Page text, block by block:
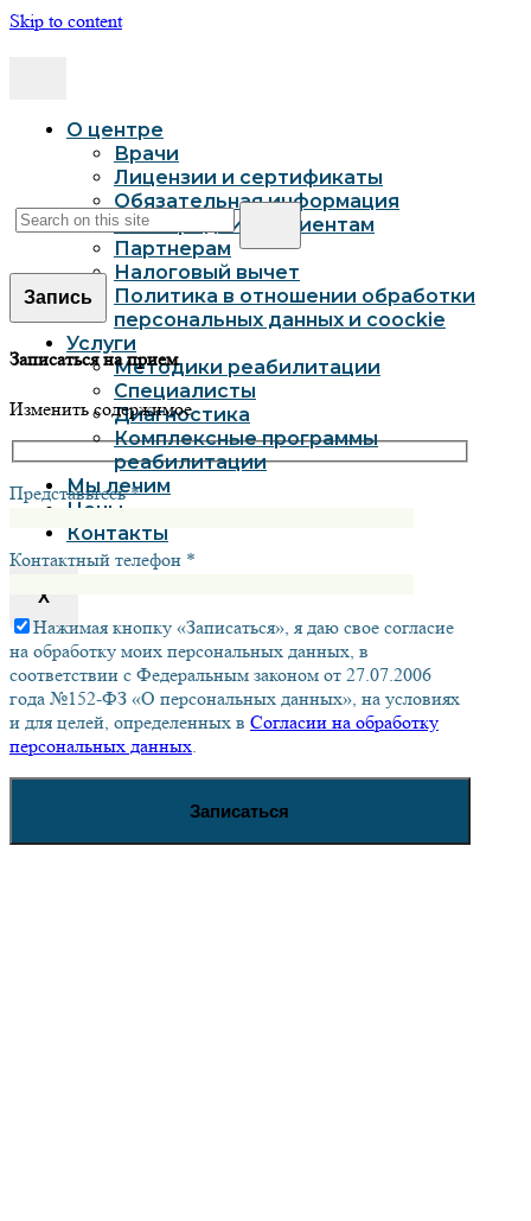
Skip to content
О центре
Врачи
Лицензии и сертификаты
Обязательная информация
Иногородним пациентам
Партнерам
Налоговый вычет
Политика в отношении обработки
персональных данных и coockie
Услуги
Методики реабилитации
Специалисты
Диагностика
Комплексные программы
реабилитации
Мы лечим
Цены
Контакты
X
Запись
Записаться на прием
Изменить содержимое
Представьтесь *
Контактный телефон *
Нажимая кнопку «Записаться», я даю свое согласие
на обработку моих персональных данных, в
соответствии с Федеральным законом от 27.07.2006
года №152-ФЗ «О персональных данных», на условиях
и для целей, определенных в Согласии на обработку
персональных данных.